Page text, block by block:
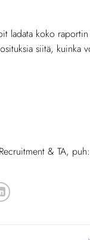
ladata koko raportin
siitä, kuinka
& TA,